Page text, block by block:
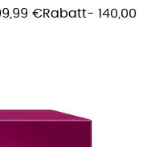
€Rabatt- 140,00